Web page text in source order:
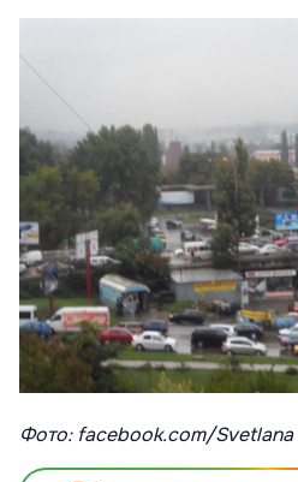
Фото: facebook.com/Svetlana